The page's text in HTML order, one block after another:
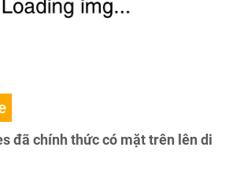
đã chính thức có mặt trên lên di